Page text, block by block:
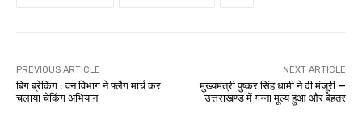
PREVIOUS ARTICLE
बिग ब्रेकिंग : वन विभाग ने फ्लैग मार्च कर
चलाया चेकिंग अभियान
NEXT ARTICLE
मुख्यमंत्री पुष्कर सिंह धामी ने दी मंजूरी —
उत्तराखण्ड में गन्ना मूल्य हुआ और बेहतर